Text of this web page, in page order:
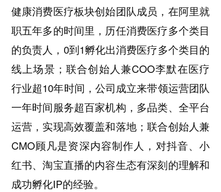
健康消费医疗板块创始团队成员 ，在阿里就
职五年多的时间里，历任消费医疗多个类目
的负责人，0到1孵化出消费医疗多个类目的
线上场景； 联合创始人兼COO李默在医疗
行业超10年时间，公司成立来带领运营团队
一年时间服务超百家机构，多品类、全平台
运营，实现高效覆盖和落地；联合创始人兼
CMO顾凡是资深内容制作人，对抖音、小
红书、淘宝直播的内容生态有深刻的理解和
成功孵化IP的经验。